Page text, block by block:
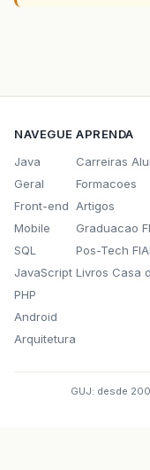
NAVEGUE
Java
Geral
Front-end
Mobile
SQL
JavaScript
PHP
Android
Arquitetura
APRENDA
Carreiras
Formacoes
Artigos
Graduacao
Pos-Tech
Livros Casa
GUJ: desde